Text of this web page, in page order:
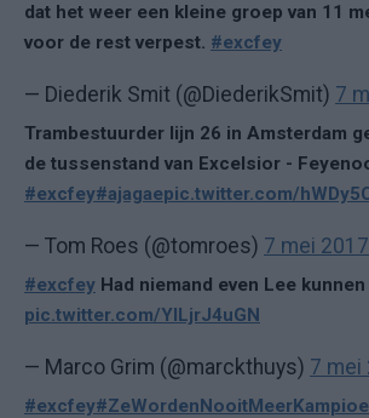
dat het weer een kleine groep van 11
voor de rest verpest. #excfey
— Diederik Smit (@DiederikSmit) 7
Trambestuurder lijn 26 in Amsterdam
de tussenstand van Excelsior -
#excfey#ajagaepic.twitter.com/
— Tom Roes (@tomroes) 7 mei 2017
#excfey Had niemand even Lee
pic.twitter.com/YILjrJ4uGN
— Marco Grim (@marckthuys) 7 mei
#excfey